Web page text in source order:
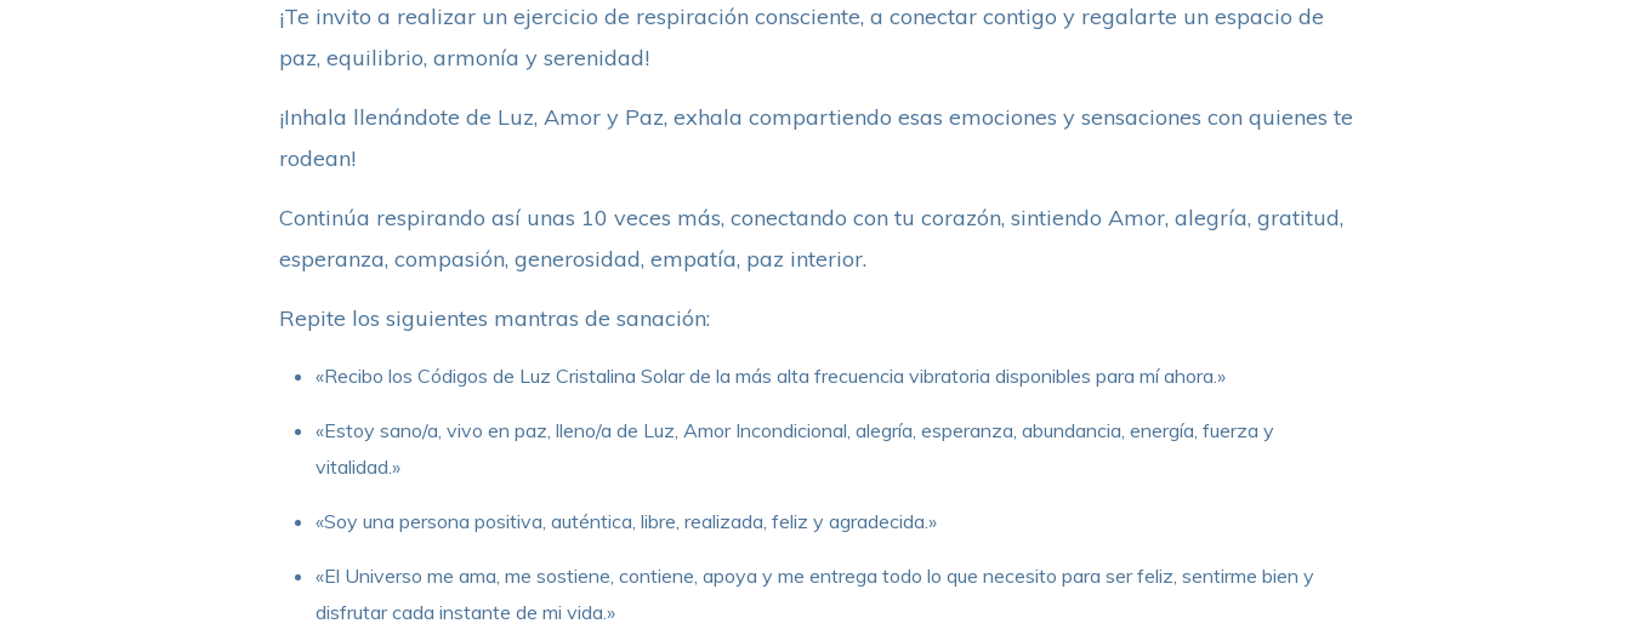
¡Te invito a realizar un ejercicio de respiración consciente, a conectar contigo y regalarte un espacio de
paz, equilibrio, armonía y serenidad!
¡Inhala llenándote de Luz, Amor y Paz, exhala compartiendo esas emociones y sensaciones con quienes te
rodean!
Continúa respirando así unas 10 veces más, conectando con tu corazón, sintiendo Amor, alegría, gratitud,
esperanza, compasión, generosidad, empatía, paz interior.
Repite los siguientes mantras de sanación:
«Recibo los Códigos de Luz Cristalina Solar de la más alta frecuencia vibratoria disponibles para mí ahora.»
«Estoy sano/a, vivo en paz, lleno/a de Luz, Amor Incondicional, alegría, esperanza, abundancia, energía, fuerza y
vitalidad.»
«Soy una persona positiva, auténtica, libre, realizada, feliz y agradecida.»
«El Universo me ama, me sostiene, contiene, apoya y me entrega todo lo que necesito para ser feliz, sentirme bien y
disfrutar cada instante de mi vida.»